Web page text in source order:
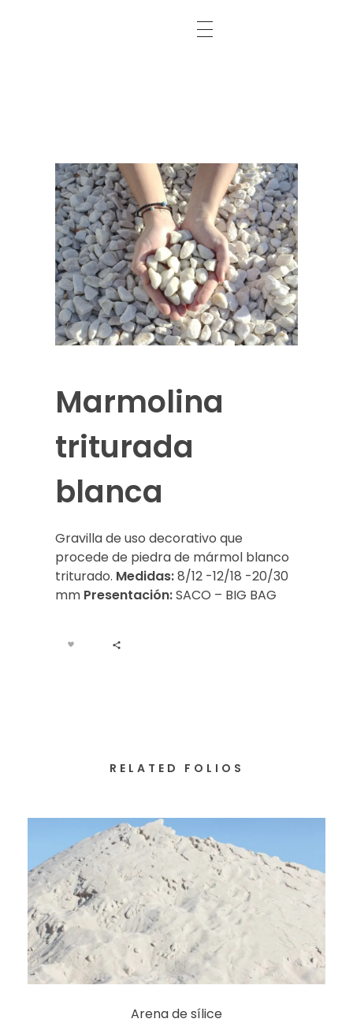
Abonos Conde
Marmolina
triturada
blanca
Gravilla de uso decorativo que
procede de piedra de mármol blanco
triturado. Medidas:8/12 -12/18 -20/30
mm Presentación:SACO – BIG BAG
RELATED FOLIOS
Arena de sílice